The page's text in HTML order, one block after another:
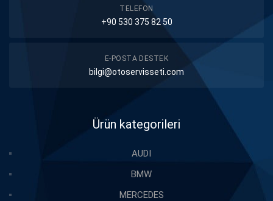
TELEFON
+90 530 375 82 50
E-POSTA DESTEK
bilgi@otoservisseti.com
Ürün kategorileri
AUDI
BMW
MERCEDES